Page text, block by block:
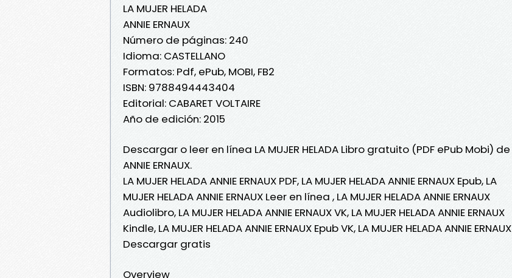
LA MUJER HELADA
ANNIE ERNAUX
Número de páginas: 240
Idioma: CASTELLANO
Formatos: Pdf, ePub, MOBI, FB2
ISBN: 9788494443404
Editorial: CABARET VOLTAIRE
Año de edición: 2015
Descargar o leer en línea LA MUJER HELADA Libro gratuito (PDF ePub Mobi) de
ANNIE ERNAUX.
LA MUJER HELADA ANNIE ERNAUX PDF, LA MUJER HELADA ANNIE ERNAUX Epub, LA
MUJER HELADA ANNIE ERNAUX Leer en línea , LA MUJER HELADA ANNIE ERNAUX
Audiolibro, LA MUJER HELADA ANNIE ERNAUX VK, LA MUJER HELADA ANNIE ERNAUX
Kindle, LA MUJER HELADA ANNIE ERNAUX Epub VK, LA MUJER HELADA ANNIE ERNAUX
Descargar gratis
Overview